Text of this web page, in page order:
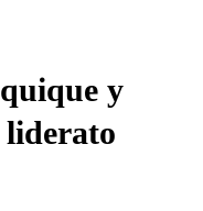
y
liderato